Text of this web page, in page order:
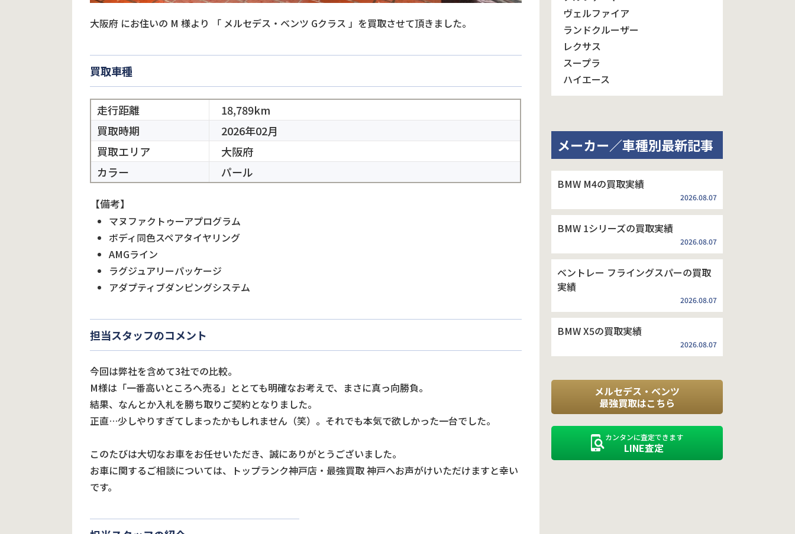
大阪府 にお住いの M 様より 「 メルセデス・ベンツ Gクラス 」を買取させて頂きました。
買取車種
走行距離
18,789km
買取時期
2026年02月
買取エリア
大阪府
カラー
パール
【備考】
マヌファクトゥーアプログラム
ボディ同色スペアタイヤリング
AMGライン
ラグジュアリーパッケージ
アダプティブダンピングシステム
担当スタッフのコメント
今回は弊社を含めて3社での比較。
M様は「一番高いところへ売る」ととても明確なお考えで、まさに真っ向勝負。
結果、なんとか入札を勝ち取りご契約となりました。
正直…少しやりすぎてしまったかもしれません（笑）。それでも本気で欲しかった一台でした。
このたびは大切なお車をお任せいただき、誠にありがとうございました。
お車に関するご相談については、トップランク神戸店・最強買取 神戸へお声がけいただけますと幸い
です。
ヴェルファイア
ランドクルーザー
レクサス
スープラ
ハイエース
メーカー／車種別最新記事
BMW M4の買取実績
2026.08.07
BMW 1シリーズの買取実績
2026.08.07
ベントレー フライングスパーの買取
実績
2026.08.07
BMW X5の買取実績
2026.08.07
メルセデス・ベンツ
最強買取はこちら
カンタンに査定できます
LINE査定